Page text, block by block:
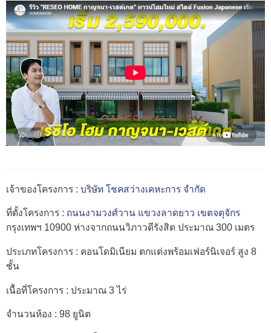
เจ้าของโครงการ : บริษัท โชคสว่างเคหะการ จำกัด
ที่ตั้งโครงการ : ถนนงามวงศ์วาน แขวงลาดยาว เขตจตุจักร
กรุงเทพฯ 10900 ห่างจากถนนวิภาวดีรังสิต ประมาณ 300 เมตร
ประเภทโครงการ : คอนโดมิเนียม ตกแต่งพร้อมเฟอร์นิเจอร์ สูง 8
ชั้น
เนื้อที่โครงการ : ประมาณ 3 ไร่
จำนวนห้อง : 98 ยูนิต